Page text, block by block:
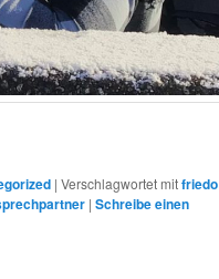
| Verschlagwortet mitfriedo
| Schreibe einen